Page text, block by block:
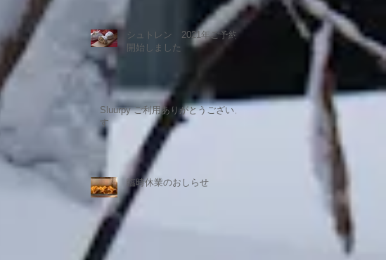
シュトレン 2021年ご予約
開始しました
Sluurpy ご利用ありがとうございま
す
臨時休業のおしらせ